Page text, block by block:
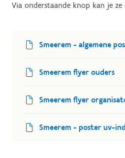
Via onderstaande knop kan je
Smeerem - algemene
Smeerem flyer ouders
Smeerem flyer
Smeerem - poster uv-